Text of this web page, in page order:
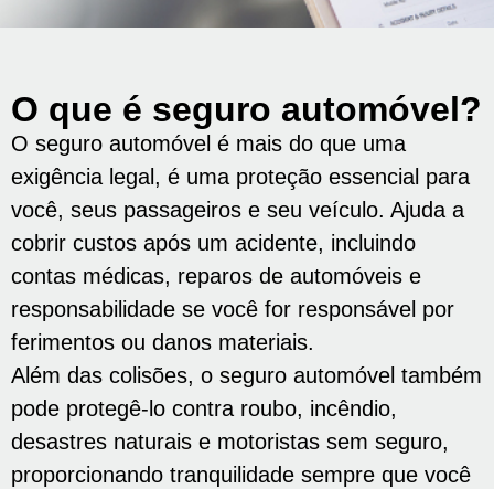
O que é seguro automóvel?
O seguro automóvel é mais do que uma
exigência legal, é uma proteção essencial para
você, seus passageiros e seu veículo. Ajuda a
cobrir custos após um acidente, incluindo
contas médicas, reparos de automóveis e
responsabilidade se você for responsável por
ferimentos ou danos materiais.
Além das colisões, o seguro automóvel também
pode protegê-lo contra roubo, incêndio,
desastres naturais e motoristas sem seguro,
proporcionando tranquilidade sempre que você